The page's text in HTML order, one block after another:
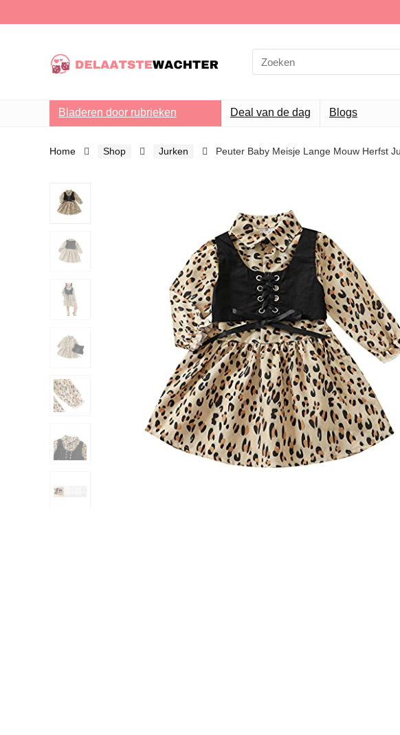
Search
for:
Bladeren door rubrieken Deal van de dag Blogs
Home Shop Jurken Peuter Baby Meisje Lange Mouw Herfst